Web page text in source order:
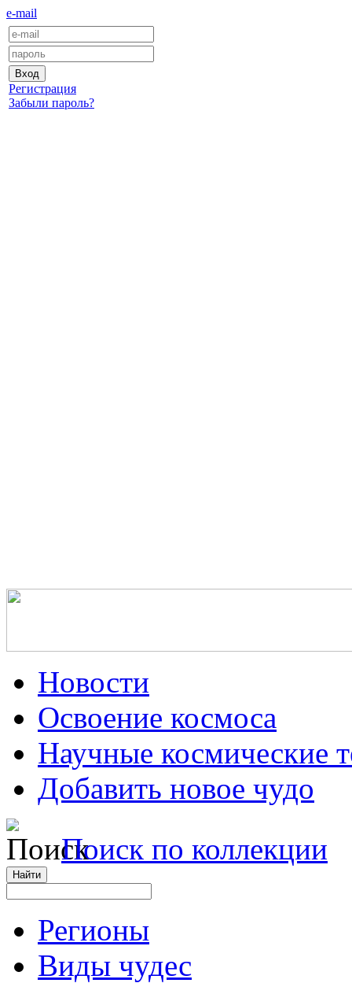
e-mail
Регистрация
Забыли пароль?
Новости
Освоение космоса
Научные космические
Добавить новое чудо
Поиск по коллекции
Регионы
Виды чудес